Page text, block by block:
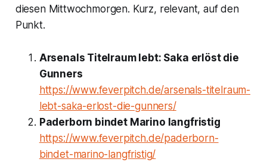
diesen Mittwochmorgen. Kurz, relevant, auf den
Punkt.
Arsenals Titelraum lebt: Saka erlöst die
Gunners
https://www.feverpitch.de/arsenals-titelraum-
lebt-saka-erlost-die-gunners/
Paderborn bindet Marino langfristig
https://www.feverpitch.de/paderborn-
bindet-marino-langfristig/